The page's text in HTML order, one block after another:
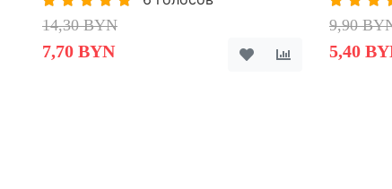
14,30 BYN
7,70 BYN
9,90
5,40